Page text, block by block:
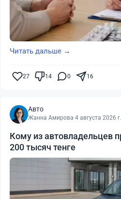
Читать дальше →
27 14 0 16
Авто
Жанна Амирова·4 августа 2026
Кому из автовладельцев
200 тысяч тенге